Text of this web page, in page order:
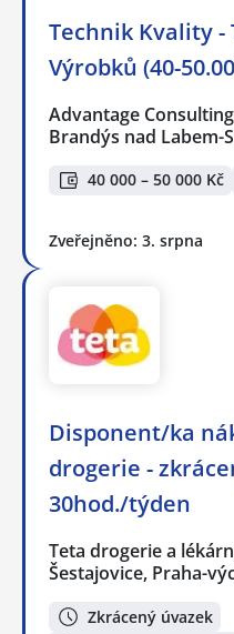
Technik Kvality -
Výrobků (40-
Advantage
Brandýs nad Labem-
40 000 – 50 000 Kč
Zveřejněno: 3. srpna
Disponent/ka
drogerie -
30hod./týden
Teta drogerie a
Šestajovice, Praha-
Zkrácený úvazek